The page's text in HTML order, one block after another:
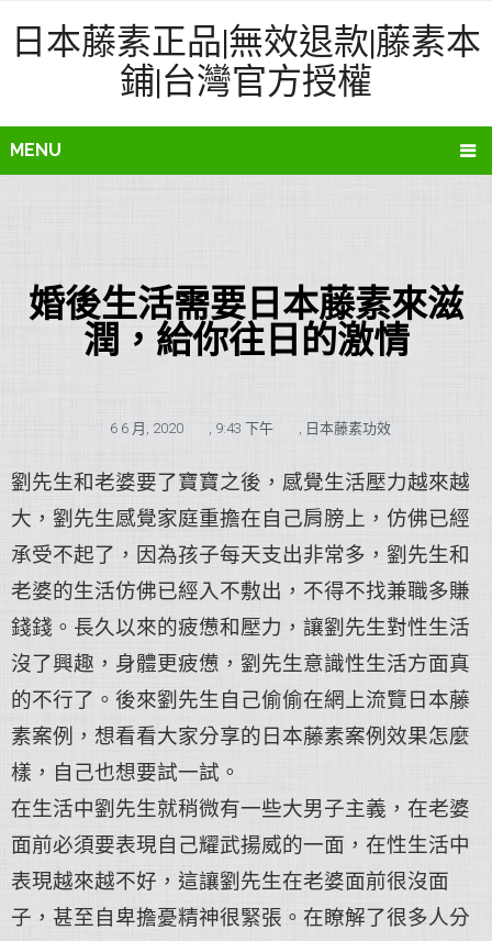
日本藤素正品|無效退款|藤素本
鋪|台灣官方授權
MENU
婚後生活需要日本藤素來滋
潤，給你往日的激情
6 6 月, 2020 , 9:43 下午 , 日本藤素功效
劉先生和老婆要了寶寶之後，感覺生活壓力越來越
大，劉先生感覺家庭重擔在自己肩膀上，仿佛已經
承受不起了，因為孩子每天支出非常多，劉先生和
老婆的生活仿佛已經入不敷出，不得不找兼職多賺
錢錢。長久以來的疲憊和壓力，讓劉先生對性生活
沒了興趣，身體更疲憊，劉先生意識性生活方面真
的不行了。後來劉先生自己偷偷在網上流覽 日本藤
素案例 ，想看看大家分享的 日本藤素案例 效果怎麼
樣，自己也想要試一試。
在生活中劉先生就稍微有一些大男子主義，在老婆
面前必須要表現自己耀武揚威的一面，在性生活中
表現越來越不好，這讓劉先生在老婆面前很沒面
子，甚至自卑擔憂精神很緊張。在瞭解了很多人分